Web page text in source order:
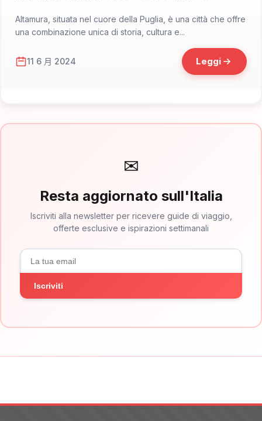
Altamura, situata nel cuore della Puglia, è una città che offre
una combinazione unica di storia, cultura e...
11 6 月 2024 Leggi
✉
Resta aggiornato sull'Italia
Iscriviti alla newsletter per ricevere guide di viaggio,
offerte esclusive e ispirazioni settimanali
Iscriviti